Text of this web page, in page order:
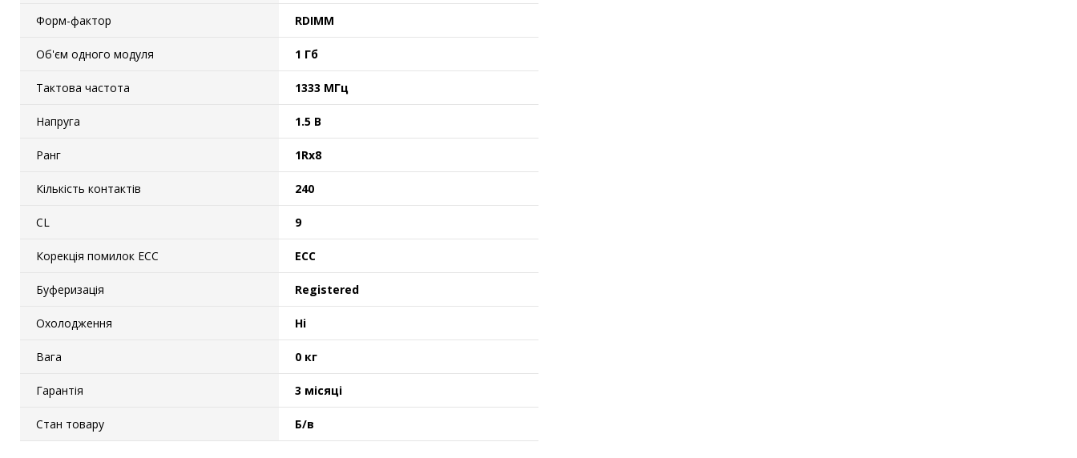
Форм-фактор RDIMM
Об'єм одного модуля 1 Гб
Тактова частота 1333 МГц
Напруга 1.5 В
Ранг 1Rx8
Кількість контактів 240
CL 9
Корекція помилок ECC ECC
Буферизація Registered
Охолодження Ні
Вага 0 кг
Гарантія 3 місяці
Стан товару Б/в